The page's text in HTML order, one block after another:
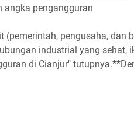
angka pengangguran
(pemerintah, pengusaha, dan
industrial yang sehat,
di Cianjur"